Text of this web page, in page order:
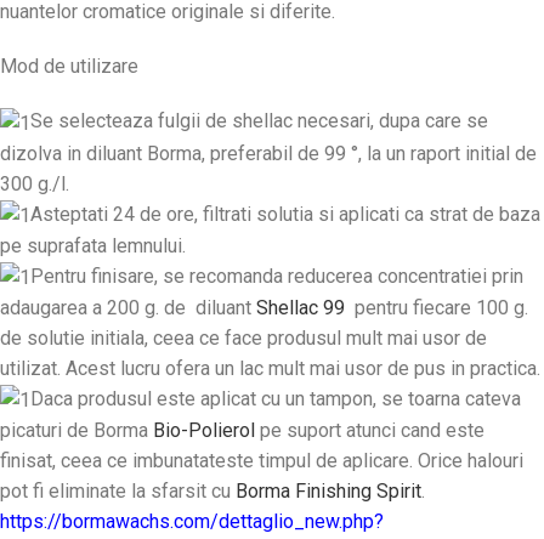
nuantelor cromatice originale si diferite.
Mod de utilizare
Se selecteaza fulgii de shellac necesari, dupa care se
dizolva in diluant Borma, preferabil de 99 °, la un raport initial de
300 g./l.
Asteptati 24 de ore, filtrati solutia si aplicati ca strat de baza
pe suprafata lemnului.
Pentru finisare, se recomanda reducerea concentratiei prin
adaugarea a 200 g. de diluant Shellac 99 pentru fiecare 100 g.
de solutie initiala, ceea ce face produsul mult mai usor de
utilizat. Acest lucru ofera un lac mult mai usor de pus in practica.
Daca produsul este aplicat cu un tampon, se toarna cateva
picaturi de Borma Bio-Polierol pe suport atunci cand este
finisat, ceea ce imbunatateste timpul de aplicare. Orice halouri
pot fi eliminate la sfarsit cu Borma Finishing Spirit.
https://bormawachs.com/dettaglio_new.php?